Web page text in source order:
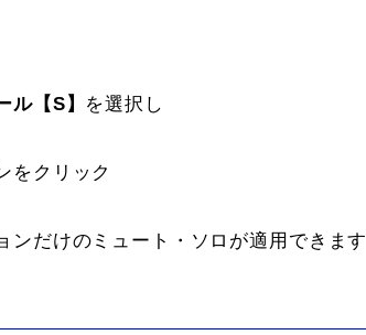
ル【S】 を選択し
をクリック
ンだけのミュート・ソロが適用できます